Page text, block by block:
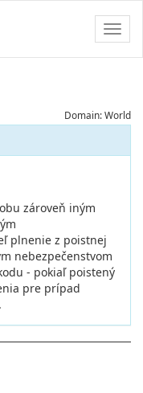
Domain: World
zároveň iným
plnenie z poistnej
nebezpečenstvom
- pokiaľ poistený
pre prípad